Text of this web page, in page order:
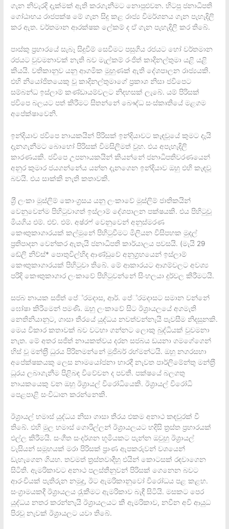
ගැන නිවැරදි දැක්මක් ඇති කරගැනීමට නොපුළුවන. හිටපු ජනාධිපති
ගෝඨාභය රාජපක්ෂ මේ ගැන සිදු කළ රාජ්‍ය විමර්ශනය ගැන පැහැදිලි
කර ඇත. වර්තමාන ආරක්ෂක ලේකම් ද ඒ ගැන පැහැදිලි කර තිබේ.
පාස්කු ප‍්‍රහාරයේ සැබෑ සිදුවීම් සෙවීමට පසුගිය රජයට හෝ වර්තමාන
රජයට වුවමනාවක් නැති බව මැල්කම් රංජිත් කාදිනල්තුමා යළි යළි
කියයි. වතිකානුව යනු ආගමික මුහුණක් ඇති දේශපාලන රාජ්‍යයකි.
එහි නියෝජිතයෙකු වූ කාදිනල්තුමාගේ ප‍්‍රකාශ නිසා ජවිපෙට
සම්බන්ධ ඉස්ලාම් කණ්ඩායම්වලට නිදහසක් ලැබේ. යම් පිරිසක්
ජවිපෙ බලයට පත් කිරීමට සිතන්නේ බෞද්ධ සංස්කෘතියේ මළගම
අපේක්ෂාවෙනි.
ඉන්දියාව ජවිපෙ නායකයින් පිරිසක් ඉන්දියාවට කැඳවූයේ කුමට දැයි
දැනගැනීමට බොහෝ පිරිසක් විමසිලිමත් වූහ. එය අපැහැදිලි
කාරණයකි. ජවිපෙ උපනායකයින් කියන්නේ ජනාධිපතිවරණයෙන්
අනුර කුමාර ජයගන්නේය යන්න දැනගෙන ඉන්දියාව ඔහු එහි කැඳවූ
බවයි. එය සාක්කි නැති කතාවකි.
ශ‍්‍රී ලංකා මුස්ලිම් කොංග‍්‍රසය යනු ලංකාවේ මුස්ලිම් ජාතිකයින්
වෙනුවෙන්ම පිහිටුවාගත් ඉස්ලාම් දේශපාලන පක්ෂයකි. එය පිහිටුවූ
මියගිය එම්. එච්. එම්. අෂ්රෆ් වෙනුවෙන් අනුස්මරණ
කෞතුකාගාරයක් කල්මුනේ පිහිටුවීමට මිලියන විසිපහක මුදල්
ප‍්‍රතිපාදන වෙන්කර ඇතැයි ජනාධිපති කාර්යාලය පවසයි. (මැයි 29
ඬේලි නිව්ස්* පොතුවිල්හිද ආණ්ඩුවේ අනුග‍්‍රහයෙන් ඉස්ලාම්
කෞතුකාගාරයක් පිහිටුවා තිබේ. මේ ආකාරයට ආගම්වලට අවශ්‍ය
පරිදි කෞතුකාගාර ලංකාවේ පිහිටුවන්නේ සිංහලයා දුර්වල කිරීමටයි.
සජබ නායක සජිත් පේ‍්‍රමදාස, ආර්. පේ‍්‍රමදාසට සමාන වන්නේ
ඝෝෂා කිරීමෙන් පමණි. ඔහු ලංකාවේ සිට ඊශ‍්‍රායලයේ අගමැති
නෙතිනියානුට, ගාසා තීරයේ යුද්ධය නවත්වන්නැයි පැවසීම නිදසුනකි.
මෙය විකාර කතාවක් බව වටහා ගන්නට ලොකු බුද්ධියක් වුවමනා
නැත. මේ අතර සජිත් නායකත්වය දරන සජබය ඩයනා ගමගේගෙන්
හිස් වූ මන්ත‍්‍රී ධුරය පිරිනමන්නේ මුජිබර් රහ්මන්ටයි. ඔහු නගරසභා
අපේක්ෂකයකු ලෙස නාමයෝජනා භාරදී නැවත පාර්ලිමේන්තු මන්ත‍්‍රී
ධූරය ලබාගැනීම පිළිබඳ විවේචන ද පවතී. පක්ෂයේ බලගතු
නායකයෙකු වන ඔහු ඊශ‍්‍රායල් විරෝධියෙකි. ඊශ‍්‍රායල් විරෝධි
පෙළපාළි සංවිධාන කරන්නෙකි.
ඊශ‍්‍රායල් හමාස් යුද්ධය නිසා ගාසා තීරය එකම අනාථ කඳවුරක් වී
තිබේ. එහි මුල හමාස් ගොරිල්ලන් ඊශ‍්‍රායලයට හදිසි ත‍්‍රස්ත ප‍්‍රහාරයක්
එල්ල කිරීමයි. සංගීත සංදර්ශන භූමියකට පැන්න ඔවුහු ඊශ‍්‍රායල්
වැසියන් සමූහයක් මරා පිරිසක් ප‍්‍රාණ ඇපකරුවන් වශයෙන්
ඩැහැගෙන ගියහ. තවමත් ත‍්‍රස්තවාදීහු එයින් කොටසක් රඳවාගෙන
සිටිති. ඇමරිකාවට අනාථ පලස්තීනුවන් පිරිසක් ගෙනෙන බවට
ආරංචියක් පැතිරුන නමුදු, ඊට ඇමරිකානුවෝ විරෝධය පළ කළහ.
සංග‍්‍රාමයකදී ඊශ‍්‍රායලය රැුකීමට ඇමරිකාව බැඳී සිටියි. මසකට පෙර
යුද්ධය නතර කරන්නැයි ඊශ‍්‍රායලයට කී ඇමරිකාව, නවීන අවි ආයුධ
පිරවූ නැවක් ඊශ‍්‍රායලට යවා තිබේ.